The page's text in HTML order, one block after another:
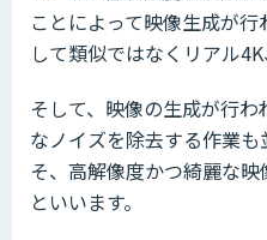
ことによって映像生成が
して類似ではなくリアル4K
そして、映像の生成が行
なノイズを除去する作業
そ、高解像度かつ綺麗な
といいます。